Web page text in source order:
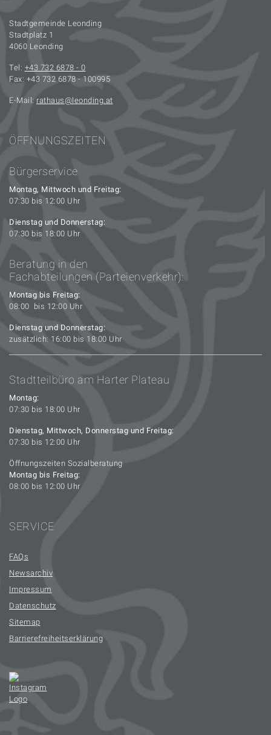
Stadtgemeinde Leonding
Stadtplatz 1
4060 Leonding
Tel: +43 732 6878 - 0
Fax: +43 732 6878 - 100995
E-Mail: rathaus leonding.at
ÖFFNUNGSZEITEN
Bürgerservice
Montag, Mittwoch und Freitag:
07:30 bis 12:00 Uhr
Dienstag und Donnerstag:
07:30 bis 18:00 Uhr
Beratung in den
Fachabteilungen (Parteienverkehr):
Montag bis Freitag:
08:00 bis 12:00 Uhr
Dienstag und Donnerstag:
zusätzlich: 16:00 bis 18:00 Uhr
Stadtteilbüro am Harter Plateau
Montag:
07:30 bis 18:00 Uhr
Dienstag, Mittwoch, Donnerstag und Freitag:
07:30 bis 12:00 Uhr
Öffnungszeiten Sozialberatung
Montag bis Freitag:
08:00 bis 12:00 Uhr
SERVICE
FAQs
Newsarchiv
Impressum
Datenschutz
Sitemap
Barrierefreiheitserklärung